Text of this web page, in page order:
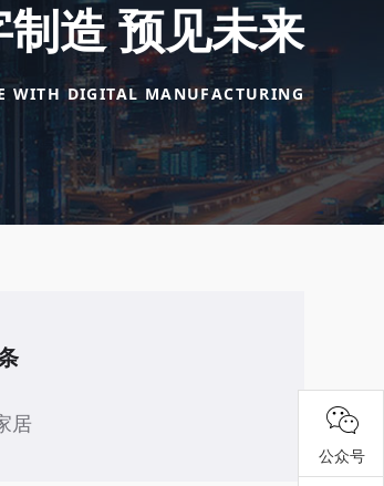
制造 预见未来
WITH DIGITAL MANUFACTURING
居
公众号